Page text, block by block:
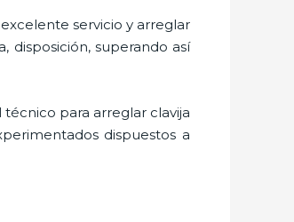
servicio y arreglar
disposición, superando así
técnico para arreglar clavija
dispuestos a